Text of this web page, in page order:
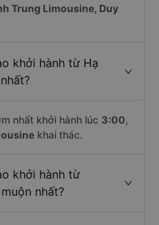
Trung Limousine, Duy
khởi hành từ Hạ
nhất khởi hành lúc 3:00,
khai thác.
khởi hành từ
nhất?